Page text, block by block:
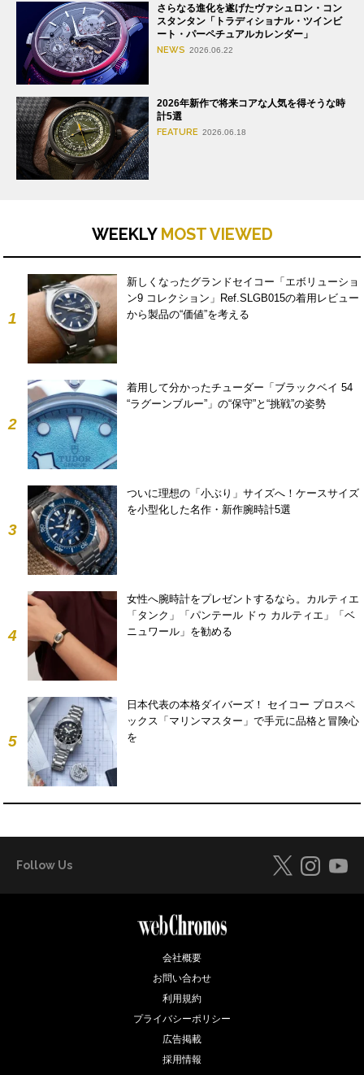
さらなる進化を遂げたヴァシュロン・コン
スタンタン「トラディショナル・ツインビ
ート・パーペチュアルカレンダー」
NEWS 2026.06.22
2026年新作で将来コアな人気を得そうな時
計5選
FEATURE 2026.06.18
WEEKLY MOST VIEWED
1
新しくなったグランドセイコー「エボリューショ
ン9 コレクション」Ref.SLGB015の着用レビュー
から製品の“価値”を考える
2
着用して分かったチューダー「ブラックベイ 54
“ラグーンブルー”」の“保守”と“挑戦”の姿勢
3
ついに理想の「小ぶり」サイズへ！ケースサイズ
を小型化した名作・新作腕時計5選
4
女性へ腕時計をプレゼントするなら。カルティエ
「タンク」「パンテール ドゥ カルティエ」「ベ
ニュワール」を勧める
5
日本代表の本格ダイバーズ！ セイコー プロスペ
ックス「マリンマスター」で手元に品格と冒険心
を
Follow Us
会社概要
お問い合わせ
利用規約
プライバシーポリシー
広告掲載
採用情報